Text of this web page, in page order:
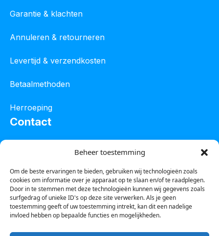
Beheer toestemming
Om de beste ervaringen te bieden, gebruiken wij technologieën zoals
cookies om informatie over je apparaat op te slaan en/of te raadplegen.
Door in te stemmen met deze technologieën kunnen wij gegevens zoals
surfgedrag of unieke ID's op deze site verwerken. Als je geen
toestemming geeft of uw toestemming intrekt, kan dit een nadelige
invloed hebben op bepaalde functies en mogelijkheden.
Garantie & klachten
Annuleren & retourneren
Levertijd & verzendkosten
Betaalmethoden
Herroeping
Contact
Tel :0850601800
Whatsapp : 0623388306